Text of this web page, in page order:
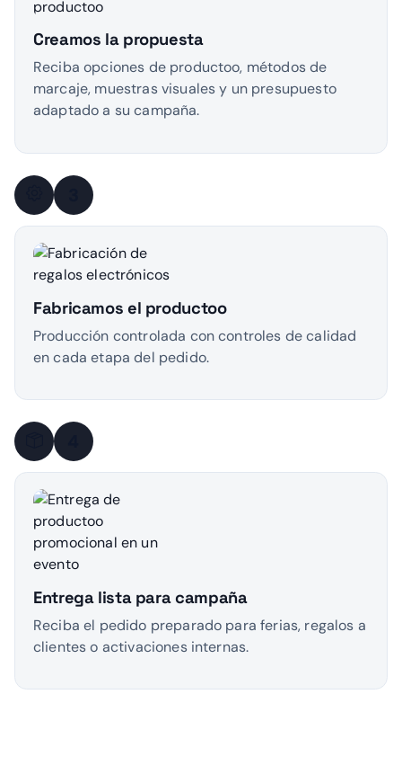
Creamos la propuesta
Reciba opciones de productoo, métodos de
marcaje, muestras visuales y un presupuesto
adaptado a su campaña.
Fabricamos el productoo
Producción controlada con controles de calidad
en cada etapa del pedido.
Entrega lista para campaña
Reciba el pedido preparado para ferias, regalos a
clientes o activaciones internas.